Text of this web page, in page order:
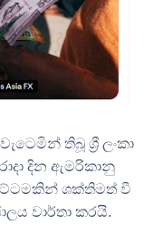
තිබූ ශ්‍රී ලංකා
දින ඇමරිකානු
ශක්තිමත් වී
වාර්තා කරයි.